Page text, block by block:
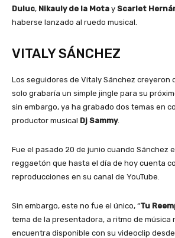
Duluc, Nikauly de la Mota y Scarlet
haberse lanzado al ruedo musical.
VITALY SÁNCHEZ
Los seguidores de Vitaly Sánchez creyeron
solo grabaría un simple jingle para su
sin embargo, ya ha grabado dos temas en
productor musical Dj Sammy.
Fue el pasado 20 de junio cuando Sánchez
reggaetón que hasta el día de hoy cuenta
reproducciones en su canal de YouTube.
Sin embargo, este no fue el único, “Tu
tema de la presentadora, a ritmo de música
encuentra disponible con su videoclip